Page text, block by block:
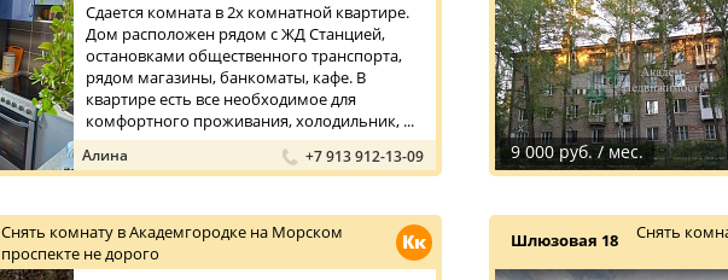
Сдается комната в 2х комнатной квартире.
Дом расположен рядом с ЖД Станцией,
остановками общественного транспорта,
рядом магазины, банкоматы, кафе. В
квартире есть все необходимое для
комфортного проживания, холодильник, ...
Алина +7 913 912-13-09 9 000 руб. / мес.
Кк
Снять комнату в Академгородке на Морском
проспекте не дорого
Шлюзовая 18 Снять